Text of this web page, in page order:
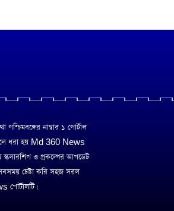
নাম্বার ১ পোর্টাল
ধরা হয় Md 360 News
স্কলারশিপ ও প্রকল্পের আপডেট
চেষ্টা করি সহজ সরল